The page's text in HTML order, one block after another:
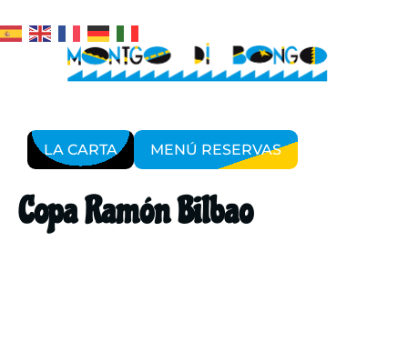
LA CARTA MENÚ RESERVAS
Copa Ramón Bilbao